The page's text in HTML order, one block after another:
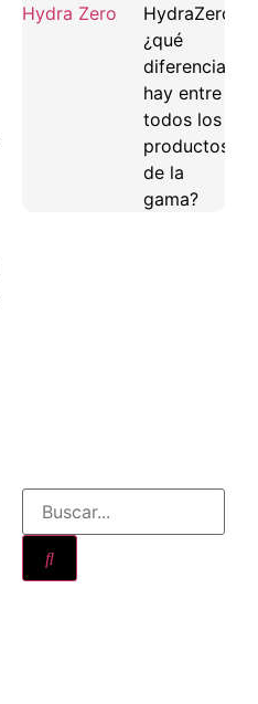
HydraZero:
¿qué
diferencias
hay entre
todos los
productos
de la
gama?